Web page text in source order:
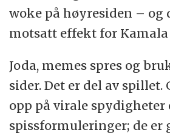
woke på høyresiden – og
motsatt effekt for Kamala
Joda, memes spres og
sider. Det er del av spillet.
opp på virale spydigheter
spissformuleringer; de er